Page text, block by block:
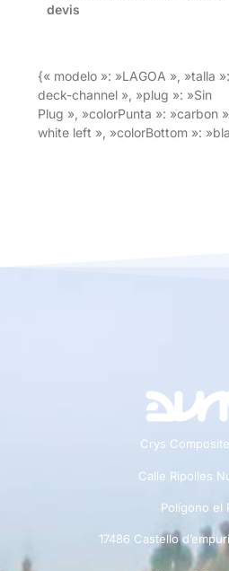
devis
{« modelo »: »LAGOA », »talla
deck-channel », »plug »: »Sin
Plug », »colorPunta »: »carbon
white left », »colorBottom »:
Crys
Calle Ripolles
Polígono el
17486 Castello